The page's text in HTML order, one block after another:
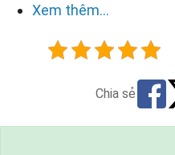
Xem thêm...
Chia sẻ